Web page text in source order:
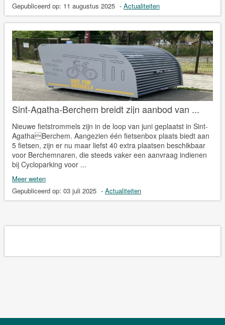
Gepubliceerd op: 11 augustus 2025 - Actualiteiten
Sint-Agatha-Berchem breidt zijn aanbod van ...
Nieuwe fietstrommels zijn in de loop van juni geplaatst in Sint-
AgathaBerchem. Aangezien één fietsenbox plaats biedt aan
5 fietsen, zijn er nu maar liefst 40 extra plaatsen beschikbaar
voor Berchemnaren, die steeds vaker een aanvraag indienen
bij Cycloparking voor ...
Meer weten
Gepubliceerd op: 03 juli 2025 - Actualiteiten